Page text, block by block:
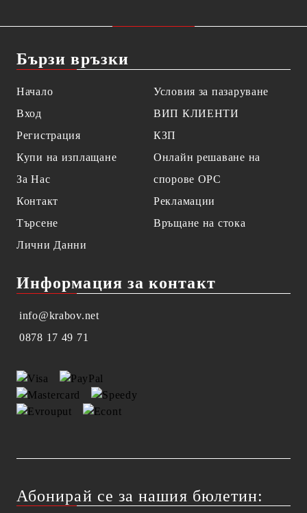
Бързи връзки
Начало
Вход
Регистрация
Купи на изплащане
За Нас
Контакт
Търсене
Лични Данни
Условия за пазаруване
ВИП КЛИЕНТИ
КЗП
Онлайн решаване на
спорове OPC
Рекламации
Връщане на стока
Информация за контакт
info@krabov.net
0878 17 49 71
Абонирай се за нашия бюлетин: